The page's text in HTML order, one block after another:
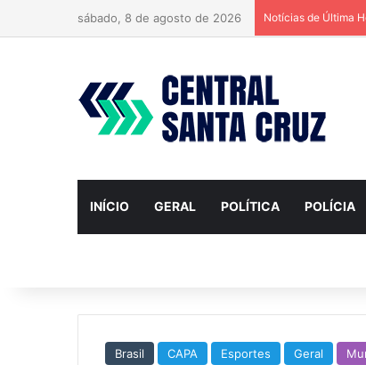
sábado, 8 de agosto de 2026 Notícias de Última
INÍCIO GERAL POLÍTICA POLÍCIA
Brasil CAPA Esportes Geral